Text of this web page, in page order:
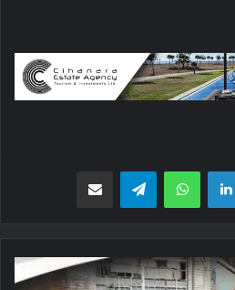
لینکدین واتس اپ تلگرام